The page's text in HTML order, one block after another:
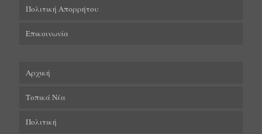
Πολιτική Απορρήτου
Επικοινωνία
Αρχική
Τοπικά Νέα
Πολιτική